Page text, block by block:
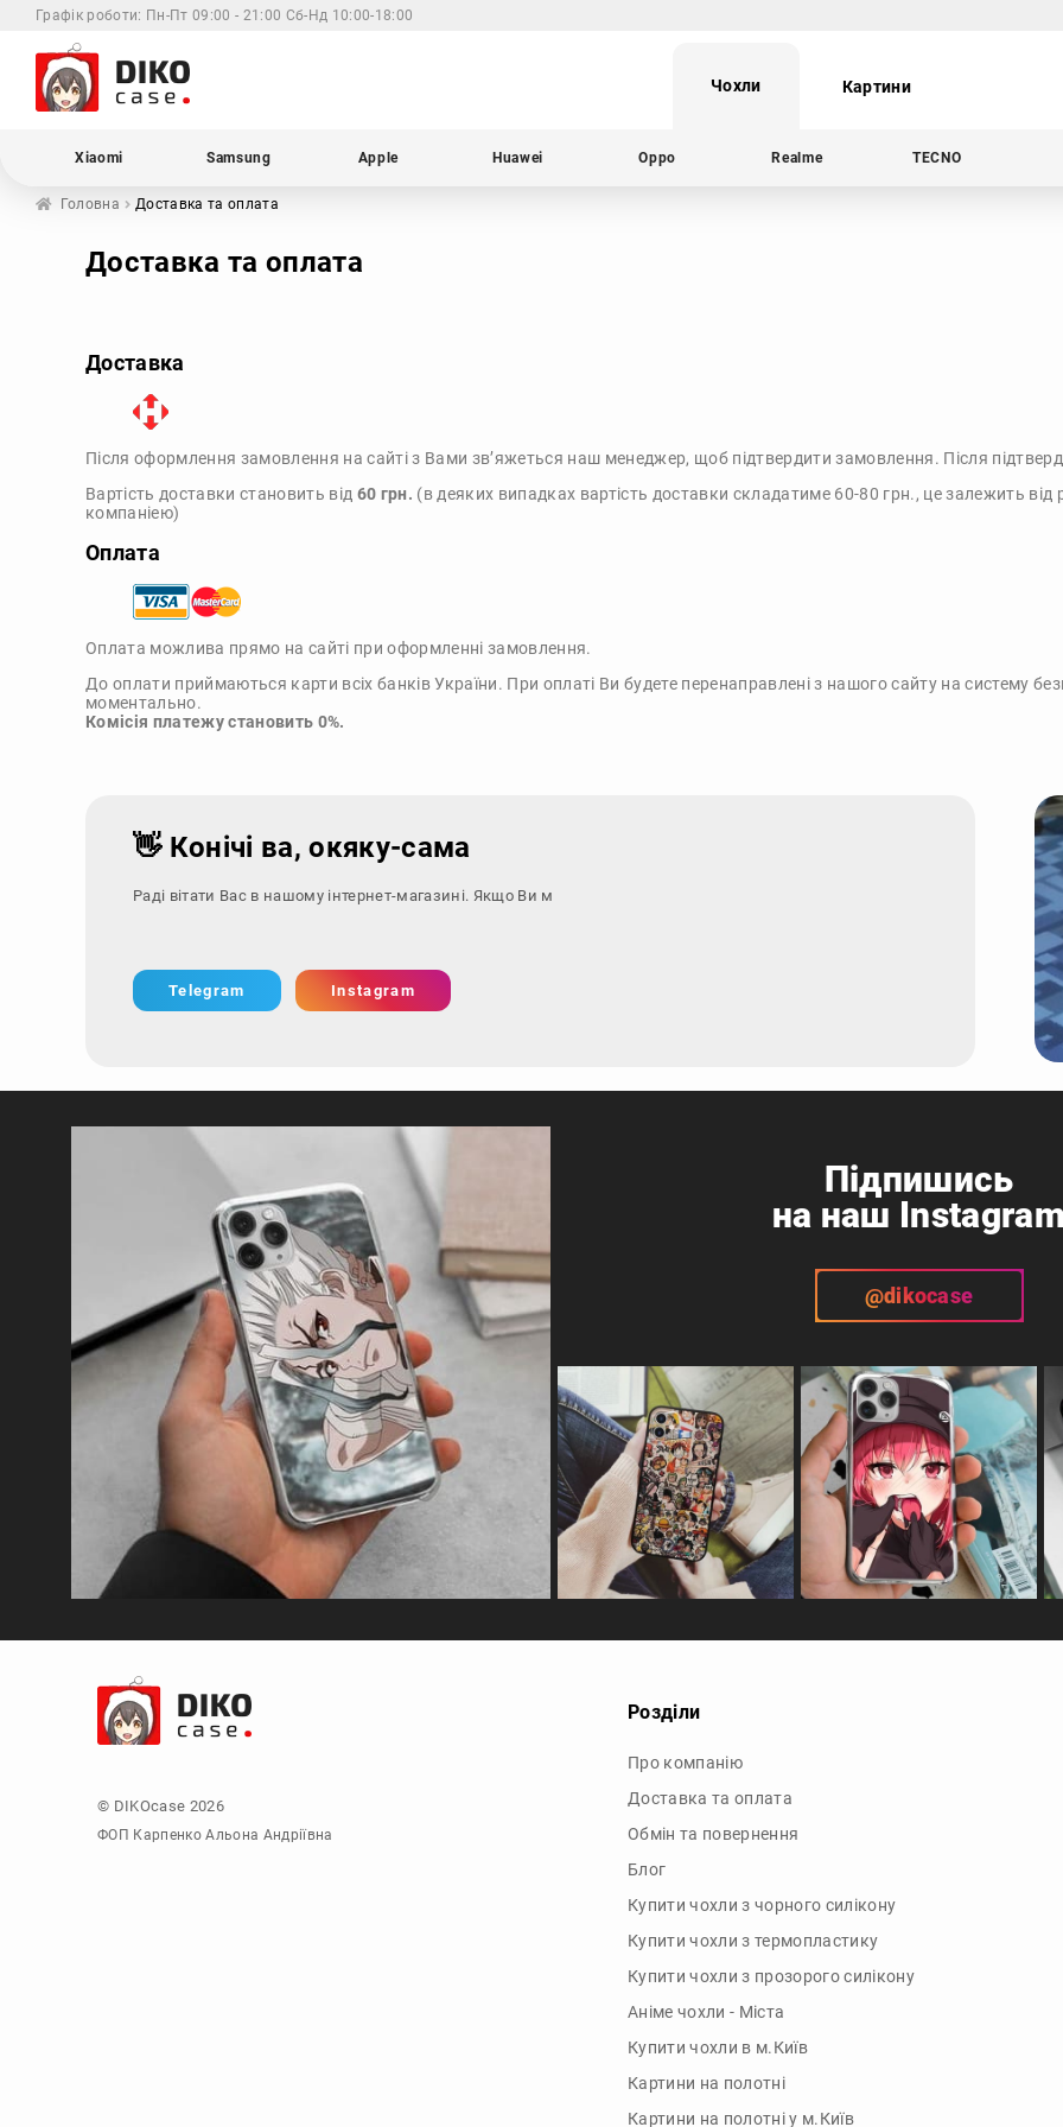
Графік роботи: Пн-Пт 09:00 - 21:00 Сб-Нд 10:00-18:00
Чохли Картини
Xiaomi Samsung Apple Huawei Oppo Realme TECNO
Головна Доставка та оплата
Доставка та оплата
Доставка
Після оформлення замовлення на сайті з Вами зв’яжеться наш менеджер, щоб підтвердити замовлення. Після
Вартість доставки становить від 60 грн. (в деяких випадках вартість доставки складатиме 60-80 грн., це залежить
компаніею)
Оплата
Оплата можлива прямо на сайті при оформленні замовлення.
До оплати приймаються карти всіх банків України. При оплаті Ви будете перенаправлені з нашого сайту на систему
моментально.
Комісія платежу становить 0%.
👋 Конічі ва, окяку-сама
Раді вітати Вас в нашому інтернет-магазині. Якщо Ви маєте за
Telegram Instagram
на наш
@dikocase
ФОП Карпенко Альона Андріївна
Доставка та оплата
Обмін та повернення
Блог
Купити чохли з чорного силікону
Купити чохли з термопластику
Купити чохли з прозорого силікону
Аніме чохли - Міста
Купити чохли в м.Київ
Картини на полотні
Картини на полотні у м.Київ